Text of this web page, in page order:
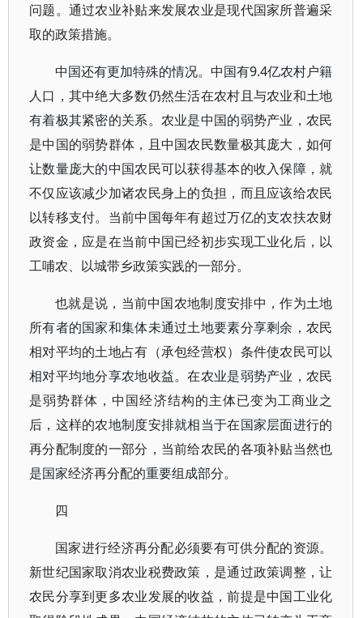
问题。通过农业补贴来发展农业是现代国家所普遍采
取的政策措施。
中国还有更加特殊的情况。中国有9.4亿农村户籍
人口，其中绝大多数仍然生活在农村且与农业和土地
有着极其紧密的关系。农业是中国的弱势产业，农民
是中国的弱势群体，且中国农民数量极其庞大，如何
让数量庞大的中国农民可以获得基本的收入保障，就
不仅应该减少加诸农民身上的负担，而且应该给农民
以转移支付。当前中国每年有超过万亿的支农扶农财
政资金，应是在当前中国已经初步实现工业化后，以
工哺农、以城带乡政策实践的一部分。
也就是说，当前中国农地制度安排中，作为土地
所有者的国家和集体未通过土地要素分享剩余，农民
相对平均的土地占有（承包经营权）条件使农民可以
相对平均地分享农地收益。在农业是弱势产业，农民
是弱势群体，中国经济结构的主体已变为工商业之
后，这样的农地制度安排就相当于在国家层面进行的
再分配制度的一部分，当前给农民的各项补贴当然也
是国家经济再分配的重要组成部分。
四
国家进行经济再分配必须要有可供分配的资源。
新世纪国家取消农业税费政策，是通过政策调整，让
农民分享到更多农业发展的收益，前提是中国工业化